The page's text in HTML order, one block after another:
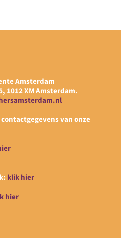
Amsterdam
1012 XM Amsterdam.
van onze
klik hier
hier